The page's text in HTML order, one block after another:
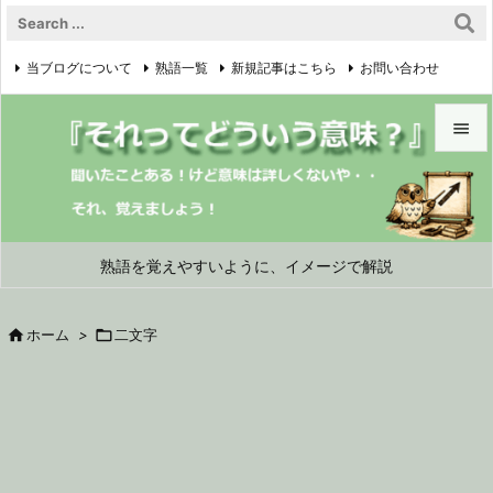
熟語を覚えやすいように、イメージで解説


メニュ


当ブログについて 熟語一覧 新規記事はこちら お問い合わせ
プライバシーポリシー 
 ホーム >  二文字